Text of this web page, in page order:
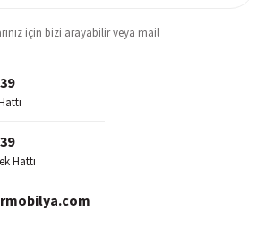
için bizi arayabilir veya mail
Hattı